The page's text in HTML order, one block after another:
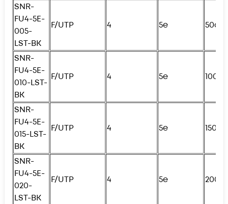
SNR-
FU4-5E-
005-
LST-BK
F/UTP 4 5e 50см
SNR-
FU4-5E-
010-LST-
BK
F/UTP 4 5e
SNR-
FU4-5E-
015-LST-
BK
F/UTP 4 5e 150см
SNR-
FU4-5E-
020-
LST-BK
F/UTP 4 5e